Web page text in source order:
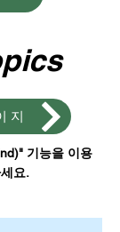
지
기능을 이용
요.